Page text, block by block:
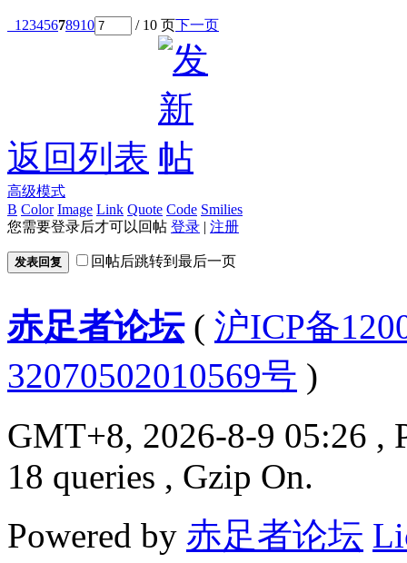
1 2345678910 / 10 页下一页
返回列表
高级模式
B Color Image Link Quote Code Smilies
您需要登录后才可以回帖 登录 | 注册
发表回复 回帖后跳转到最后一页
赤足者论坛( 沪ICP备
32070502010569号 )
GMT+8, 2026-8-9 05:26 ,
18 queries , Gzip On.
Powered by 赤足者论坛